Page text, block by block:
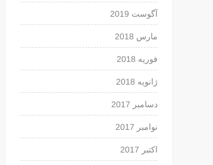
آگوست 2019
مارس 2018
فوریه 2018
ژانویه 2018
دسامبر 2017
نوامبر 2017
اکتبر 2017